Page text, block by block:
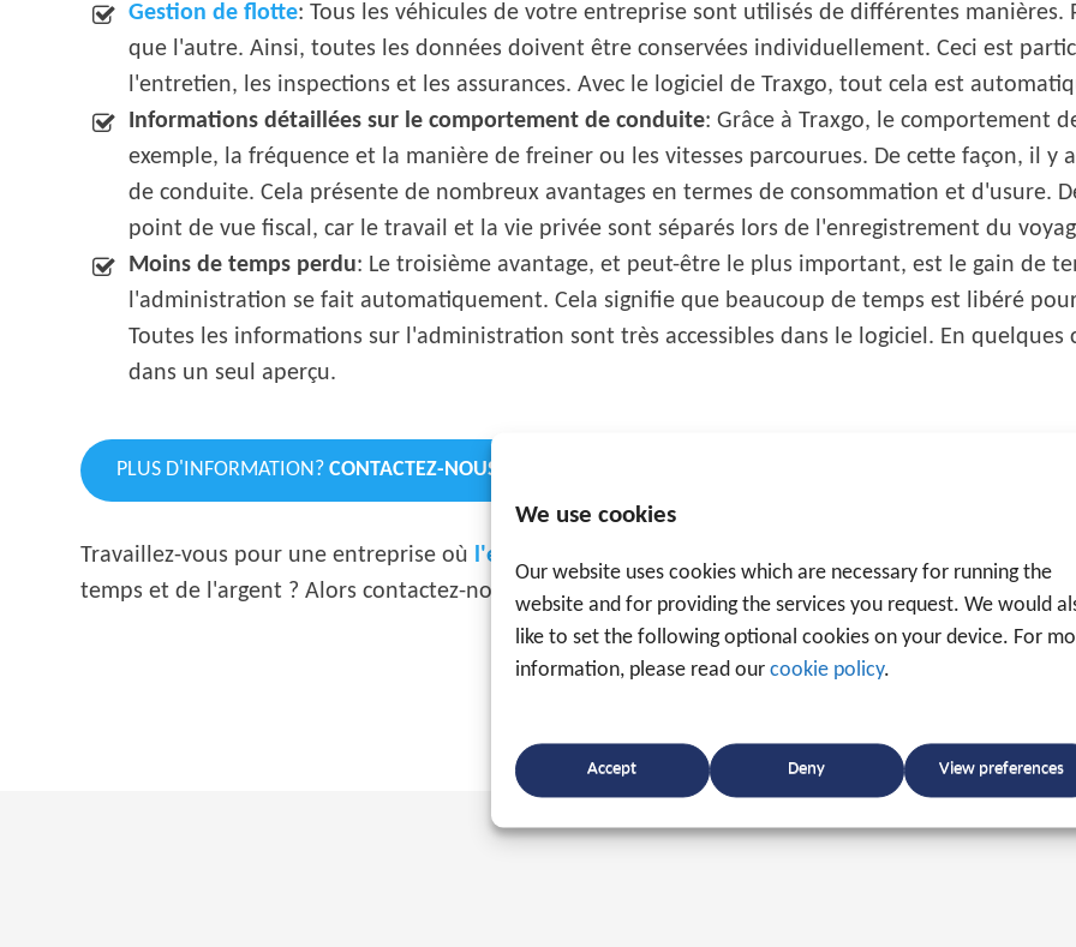
We use cookies
Our website uses cookies which are necessary for running the
website and for providing the services you request. We would
like to set the following optional cookies on your device. For
information, please read our cookie policy.
Accept Deny View preferences
Gestion de flotte: Tous les véhicules de votre entreprise sont utilisés de différentes
que l'autre. Ainsi, toutes les données doivent être conservées individuellement. Ceci est
l'entretien, les inspections et les assurances. Avec le logiciel de Traxgo, tout cela est
Informations détaillées sur le comportement de conduite: Grâce à Traxgo, le comportement
exemple, la fréquence et la manière de freiner ou les vitesses parcourues. De cette façon, il
de conduite. Cela présente de nombreux avantages en termes de consommation et d'usure.
point de vue fiscal, car le travail et la vie privée sont séparés lors de l'enregistrement du
Moins de temps perdu: Le troisième avantage, et peut-être le plus important, est le gain de
l'administration se fait automatiquement. Cela signifie que beaucoup de temps est libéré
Toutes les informations sur l'administration sont très accessibles dans le logiciel. En
dans un seul aperçu.
PLUS D'INFORMATION?CONTACTEZ-NOUS
Travaillez-vous pour une entreprise où l'enregistrement automatique
serait utile? Et qui plus est,
temps et de l'argent ? Alors contactez-nous.